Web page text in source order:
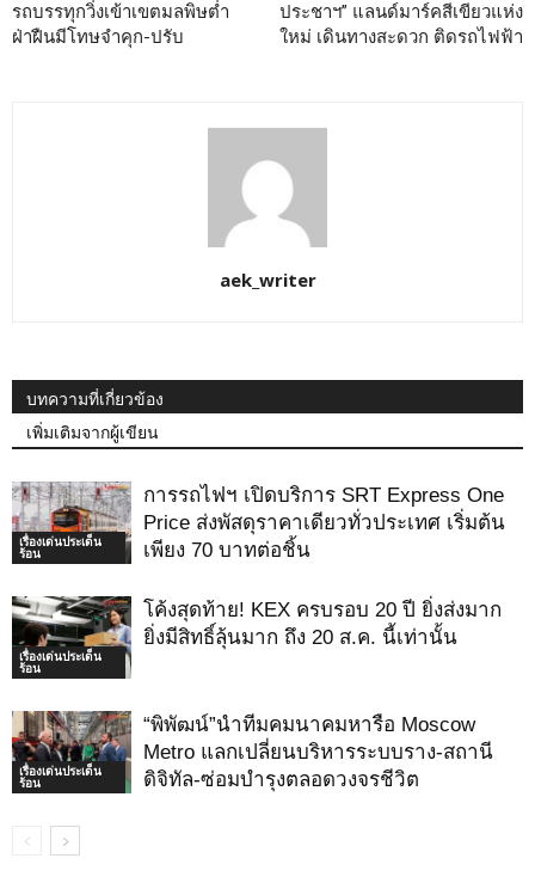
รถบรรทุกวิ่งเข้าเขตมลพิษต่ำ
ฝ่าฝืนมีโทษจำคุก-ปรับ
ประชาฯ” แลนด์มาร์คสีเขียวแห่ง
ใหม่ เดินทางสะดวก ติดรถไฟฟ้า
aek_writer
บทความที่เกี่ยวข้อง
เพิ่มเติมจากผู้เขียน
เรื่องเด่นประเด็น
ร้อน
การรถไฟฯ เปิดบริการ SRT Express One
Price ส่งพัสดุราคาเดียวทั่วประเทศ เริ่มต้น
เพียง 70 บาทต่อชิ้น
เรื่องเด่นประเด็น
ร้อน
โค้งสุดท้าย! KEX ครบรอบ 20 ปี ยิ่งส่งมาก
ยิ่งมีสิทธิ์ลุ้นมาก ถึง 20 ส.ค. นี้เท่านั้น
เรื่องเด่นประเด็น
ร้อน
“พิพัฒน์”นำทีมคมนาคมหารือ Moscow
Metro แลกเปลี่ยนบริหารระบบราง-สถานี
ดิจิทัล-ซ่อมบำรุงตลอดวงจรชีวิต